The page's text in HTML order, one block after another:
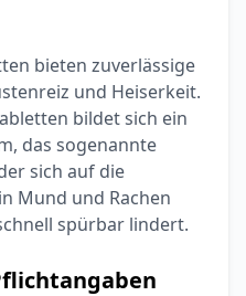
-25%
-26%
-4%
bieten zuverlässige
und Heiserkeit.
bildet sich ein
das sogenannte
sich auf die
Mund und Rachen
spürbar lindert.